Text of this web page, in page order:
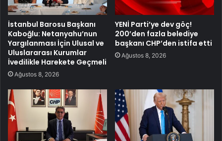
İstanbul Barosu Başkanı
Kaboğlu: Netanyahu’nun
Yargılanması İçin Ulusal ve
Uluslararası Kurumlar
İvedilikle Harekete Geçmeli
Ağustos 8, 2026
YENİ Parti’ye dev göç!
200’den fazla belediye
başkanı CHP’den istifa etti
Ağustos 8, 2026